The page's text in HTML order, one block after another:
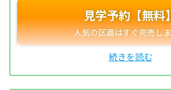
見学予約【無料】